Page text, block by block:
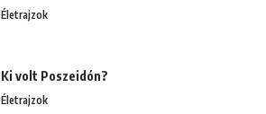
Életrajzok
Ki volt Poszeidón?
Életrajzok